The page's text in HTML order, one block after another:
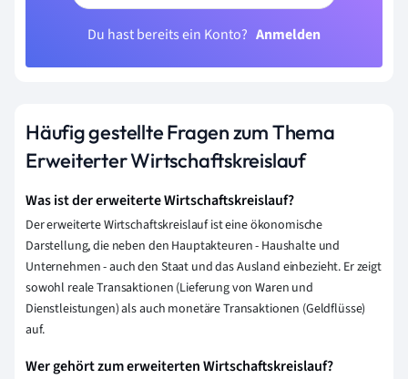
Du hast bereits ein Konto? Anmelden
Häufig gestellte Fragen zum Thema
Erweiterter Wirtschaftskreislauf
Was ist der erweiterte Wirtschaftskreislauf?
Der erweiterte Wirtschaftskreislauf ist eine ökonomische
Darstellung, die neben den Hauptakteuren - Haushalte und
Unternehmen - auch den Staat und das Ausland einbezieht. Er zeigt
sowohl reale Transaktionen (Lieferung von Waren und
Dienstleistungen) als auch monetäre Transaktionen (Geldflüsse)
auf.
Wer gehört zum erweiterten Wirtschaftskreislauf?